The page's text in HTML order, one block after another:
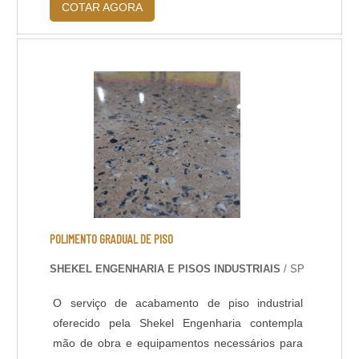
aparência. Entre os tratamentos mais
importantes está a aplicação bona tacos.
Possibilita os efeitos rústicos, Destaca as
características naturais do piso, D....
COTAR AGORA
POLIMENTO GRADUAL DE PISO
SHEKEL ENGENHARIA E PISOS INDUSTRIAIS / SP
O serviço de acabamento de piso industrial
oferecido pela Shekel Engenharia contempla
mão de obra e equipamentos necessários para